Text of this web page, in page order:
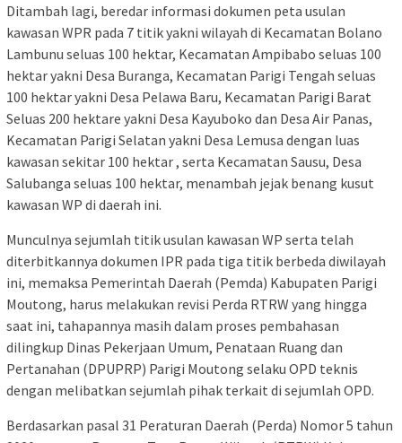
Ditambah lagi, beredar informasi dokumen peta usulan
kawasan WPR pada 7 titik yakni wilayah di Kecamatan Bolano
Lambunu seluas 100 hektar, Kecamatan Ampibabo seluas 100
hektar yakni Desa Buranga, Kecamatan Parigi Tengah seluas
100 hektar yakni Desa Pelawa Baru, Kecamatan Parigi Barat
Seluas 200 hektare yakni Desa Kayuboko dan Desa Air Panas,
Kecamatan Parigi Selatan yakni Desa Lemusa dengan luas
kawasan sekitar 100 hektar , serta Kecamatan Sausu, Desa
Salubanga seluas 100 hektar, menambah jejak benang kusut
kawasan WP di daerah ini.
Munculnya sejumlah titik usulan kawasan WP serta telah
diterbitkannya dokumen IPR pada tiga titik berbeda diwilayah
ini, memaksa Pemerintah Daerah (Pemda) Kabupaten Parigi
Moutong, harus melakukan revisi Perda RTRW yang hingga
saat ini, tahapannya masih dalam proses pembahasan
dilingkup Dinas Pekerjaan Umum, Penataan Ruang dan
Pertanahan (DPUPRP) Parigi Moutong selaku OPD teknis
dengan melibatkan sejumlah pihak terkait di sejumlah OPD.
Berdasarkan pasal 31 Peraturan Daerah (Perda) Nomor 5 tahun